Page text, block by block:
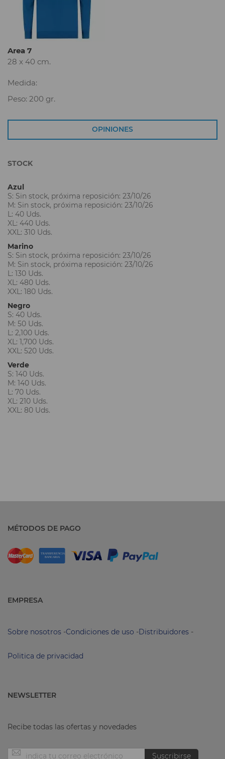
Area 7
28 x 40 cm.
Medida:
Peso: 200 gr.
OPINIONES
STOCK
Azul
S: Sin stock, próxima reposición: 23/10/26
M: Sin stock, próxima reposición: 23/10/26
L: 40 Uds.
XL: 440 Uds.
XXL: 310 Uds.
Marino
S: Sin stock, próxima reposición: 23/10/26
M: Sin stock, próxima reposición: 23/10/26
L: 130 Uds.
XL: 480 Uds.
XXL: 180 Uds.
Negro
S: 40 Uds.
M: 50 Uds.
L: 2,100 Uds.
XL: 1,700 Uds.
XXL: 520 Uds.
Verde
S: 140 Uds.
M: 140 Uds.
L: 70 Uds.
XL: 210 Uds.
XXL: 80 Uds.
MÉTODOS DE PAGO
EMPRESA
Sobre nosotros -Condiciones de uso -Distribuidores -
Politica de privacidad
NEWSLETTER
Recibe todas las ofertas y novedades
Inscríbase Suscribirse